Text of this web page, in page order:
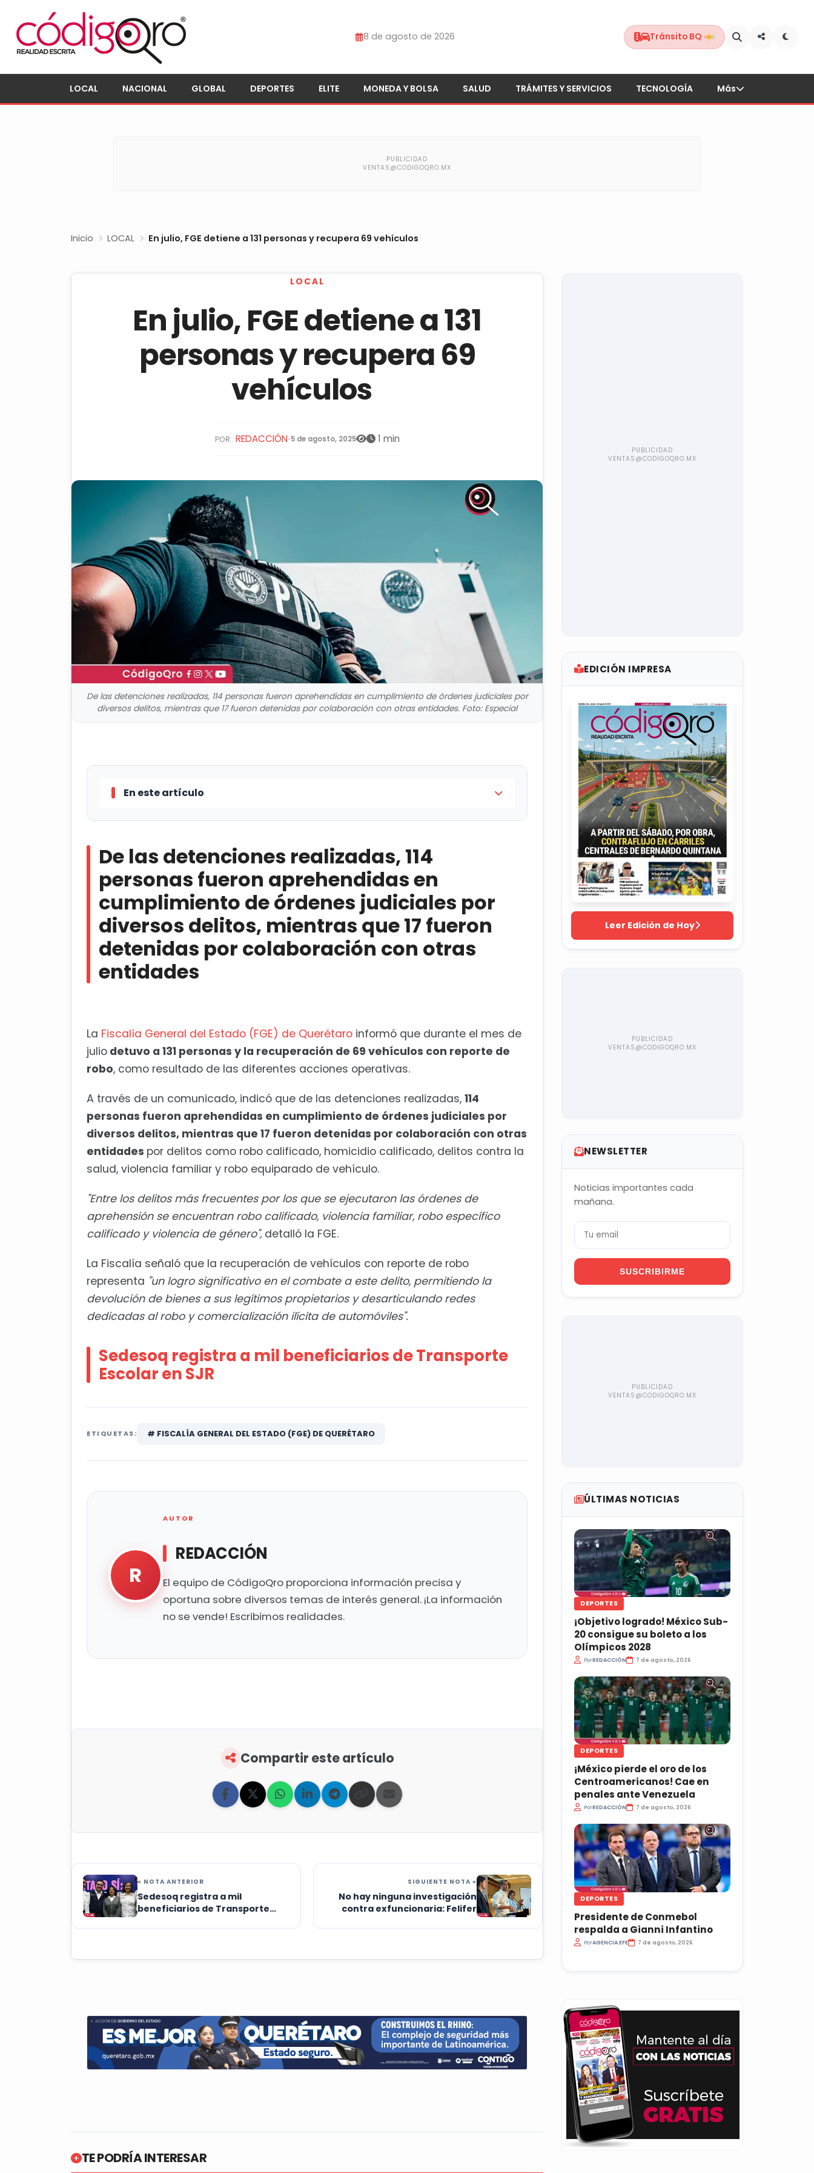
8 de agosto de 2026 Tránsito BQ
LOCAL NACIONAL GLOBAL DEPORTES ELITE MONEDA Y BOLSA SALUD TRÁMITES Y SERVICIOS TECNOLOGÍA Más
Inicio LOCAL En julio, FGE detiene a 131 personas y recupera 69 vehículos
LOCAL
En julio, FGE detiene a 131
personas y recupera 69
vehículos
POR REDACCIÓN•5 de agosto, 2025 1 min
De las detenciones realizadas, 114 personas fueron aprehendidas en cumplimiento de órdenes judiciales por
diversos delitos, mientras que 17 fueron detenidas por colaboración con otras entidades. Foto: Especial
En este artículo
colaboración con otras entidades
Sedesoq registra a mil beneficiarios de Transporte Escolar en SJR
De las detenciones realizadas, 114
personas fueron aprehendidas en
cumplimiento de órdenes judiciales por
diversos delitos, mientras que 17 fueron
detenidas por colaboración con otras
entidades
La Fiscalía General del Estado (FGE) de Querétaro informó que durante el mes de
julio detuvo a 131 personas y la recuperación de 69 vehículos con reporte de
robo, como resultado de las diferentes acciones operativas.
A través de un comunicado, indicó que de las detenciones realizadas, 114
personas fueron aprehendidas en cumplimiento de órdenes judiciales por
diversos delitos, mientras que 17 fueron detenidas por colaboración con otras
entidades por delitos como robo calificado, homicidio calificado, delitos contra la
salud, violencia familiar y robo equiparado de vehículo.
"Entre los delitos más frecuentes por los que se ejecutaron las órdenes de
aprehensión se encuentran robo calificado, violencia familiar, robo específico
calificado y violencia de género",detalló la FGE.
La Fiscalía señaló que la recuperación de vehículos con reporte de robo
representa "un logro significativo en el combate a este delito, permitiendo la
devolución de bienes a sus legítimos propietarios y desarticulando redes
dedicadas al robo y comercialización ilícita de automóviles".
Sedesoq registra a mil beneficiarios de Transporte
Escolar en SJR
ETIQUETAS: # FISCALÍA GENERAL DEL ESTADO (FGE) DE QUERÉTARO
R
AUTOR
REDACCIÓN
El equipo de CódigoQro proporciona información precisa y
oportuna sobre diversos temas de interés general. ¡La información
no se vende! Escribimos realidades.
Compartir este artículo
« NOTA ANTERIOR
Sedesoq registra a mil
beneficiarios de Transporte
SIGUIENTE NOTA »
No hay ninguna investigación
contra exfuncionaria: Felifer
TE PODRÍA INTERESAR
EDICIÓN IMPRESA
Leer Edición de Hoy
NEWSLETTER
Noticias importantes cada
mañana.
SUSCRIBIRME
ÚLTIMAS NOTICIAS
DEPORTES
¡Objetivo logrado! México Sub-
20 consigue su boleto a los
Olímpicos 2028
PorREDACCIÓN 7 de agosto, 2026
DEPORTES
¡México pierde el oro de los
Centroamericanos! Cae en
penales ante Venezuela
PorREDACCIÓN 7 de agosto, 2026
DEPORTES
Presidente de Conmebol
respalda a Gianni Infantino
PorAGENCIA EFE 7 de agosto, 2026